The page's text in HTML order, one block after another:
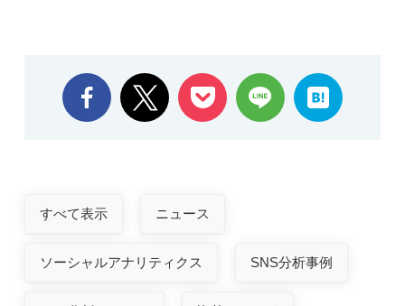
すべて表示 ニュース
ソーシャルアナリティクス SNS分析事例